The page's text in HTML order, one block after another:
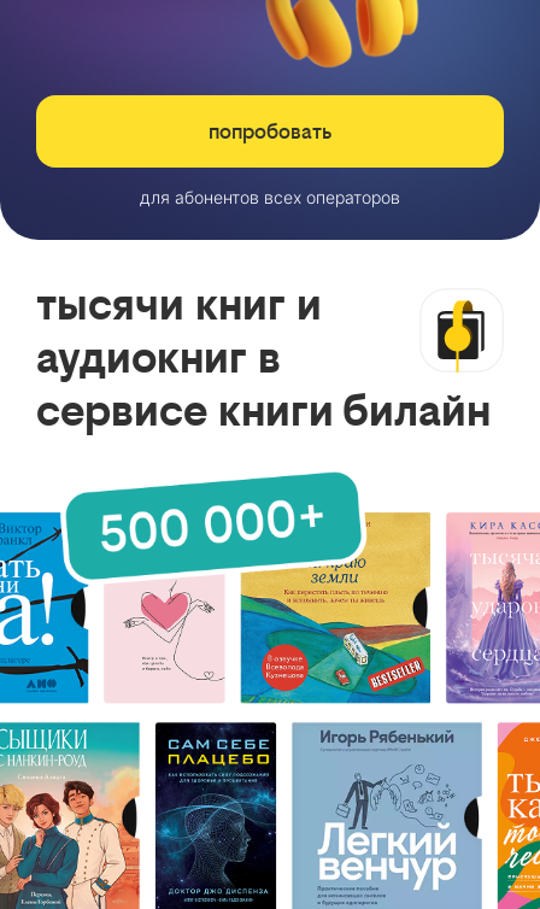
попробовать
для абонентов всех операторов
тысячи книг и
аудиокниг в
сервисе книги билайн